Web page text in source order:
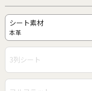
シート素材
本革
3列シート